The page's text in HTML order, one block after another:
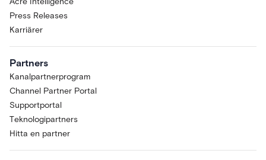
Press Releases
Karriärer
Partners
Kanalpartnerprogram
Channel Partner Portal
Supportportal
Teknologipartners
Hitta en partner